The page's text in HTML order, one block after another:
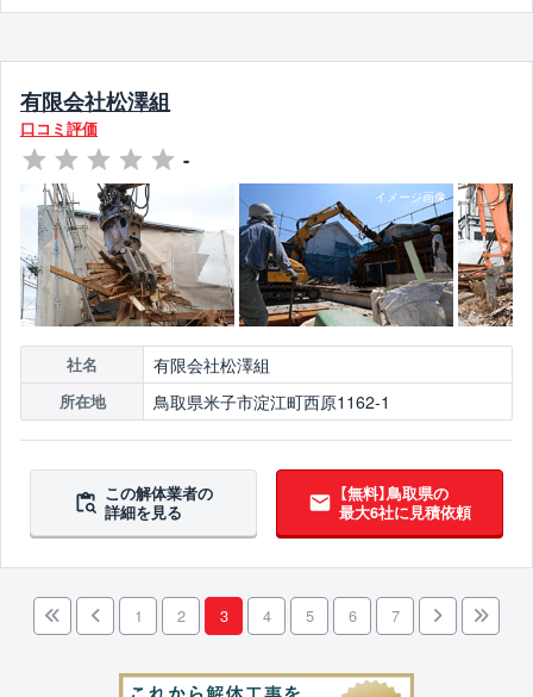
有限会社松澤組
口コミ評価
-
社名 有限会社松澤組
所在地 鳥取県米子市淀江町西原1162-1
この解体業者の
詳細を見る
【無料】鳥取県の
最大6社に見積依頼
1 2 3 4 5 6 7